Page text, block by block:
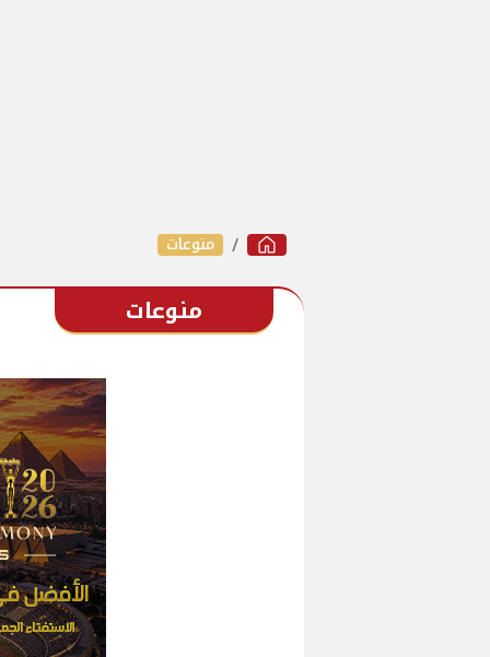
منوعات
منوعات